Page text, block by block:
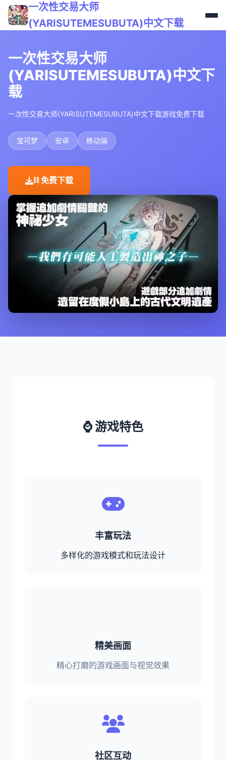
一次性交易大师
(YARISUTEMESUBUTA)中文下载
一次性交易大师
(YARISUTEMESUBUTA)中文下
载
一次性交易大师(YARISUTEMESUBUTA)中文下载游戏免费下载
宝可梦 安卓 移动端
⛓️ 免费下载
⌚ 游戏特色
丰富玩法
多样化的游戏模式和玩法设计
精美画面
精心打磨的游戏画面与视觉效果
社区互动